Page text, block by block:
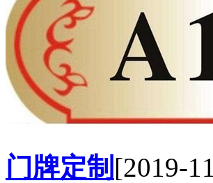
门牌定制 [2019-